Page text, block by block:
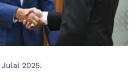
Julai 2025.